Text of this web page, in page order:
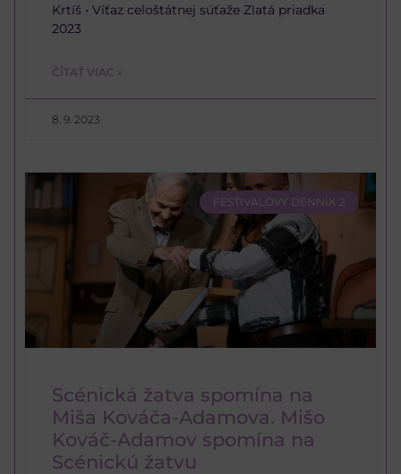
Krtíš • Víťaz celoštátnej súťaže Zlatá priadka
2023
ČÍTAŤ VIAC »
8. 9. 2023
FESTIVALOVÝ DENNÍK 2
Scénická žatva spomína na
Miša Kováča-Adamova. Mišo
Kováč-Adamov spomína na
Scénickú žatvu